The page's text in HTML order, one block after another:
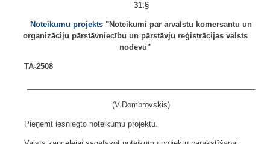
31.§
Noteikumu projekts "Noteikumi par ārvalstu komersantu un
organizāciju pārstāvniecību un pārstāvju reģistrācijas valsts
nodevu"
TA-2508
(V.Dombrovskis)
Pieņemt iesniegto noteikumu projektu.